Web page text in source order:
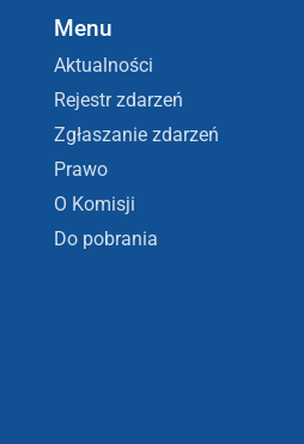
Menu
Aktualności
Rejestr zdarzeń
Zgłaszanie zdarzeń
Prawo
O Komisji
Do pobrania